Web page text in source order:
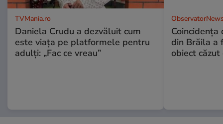
TVMania.ro
Daniela Crudu a dezvăluit cum
este viața pe platformele pentru
adulți: „Fac ce vreau”
Coincidența
din Brăila a
obiect căzut